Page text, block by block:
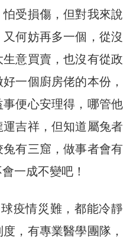
受損傷，但對我來說
何妨再多一個，從沒
意買賣，也沒有從政
一個廚房佬的本份，
便心安理得，哪管他
吉祥，但知道屬兔者
有三窟，做事者會有
一成不變吧！
疫情災難，都能冷靜
，有專業醫學團隊，